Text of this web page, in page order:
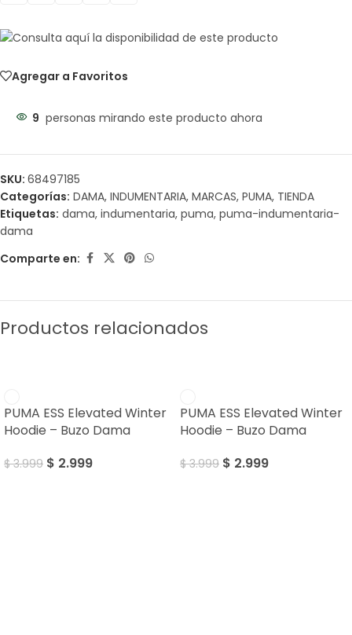
Agregar a Favoritos
9 personas mirando este producto ahora
SKU: 68497185
Categorías: DAMA, INDUMENTARIA, MARCAS, PUMA, TIENDA
Etiquetas: dama, indumentaria, puma, puma-indumentaria-
dama
Comparte en:
Productos relacionados
PUMA ESS Elevated Winter
Hoodie – Buzo Dama
$3.999 $ 2.999
PUMA ESS Elevated Winter
Hoodie – Buzo Dama
$3.999 $ 2.999